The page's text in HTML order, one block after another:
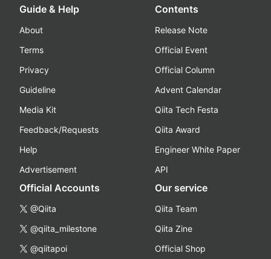
Guide & Help
About
Terms
Privacy
Guideline
Media Kit
Feedback/Requests
Help
Advertisement
Contents
Release Note
Official Event
Official Column
Advent Calendar
Qiita Tech Festa
Qiita Award
Engineer White Paper
API
Official Accounts
@Qiita
@qiita_milestone
@qiitapoi
Our service
Qiita Team
Qiita Zine
Official Shop